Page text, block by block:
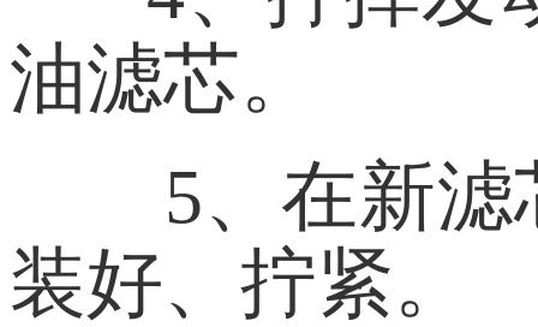
油滤芯。
5、在新
装好、拧紧。